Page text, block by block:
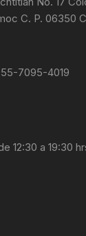
C. P. 06350
7095-4019
12:30 a 19:30